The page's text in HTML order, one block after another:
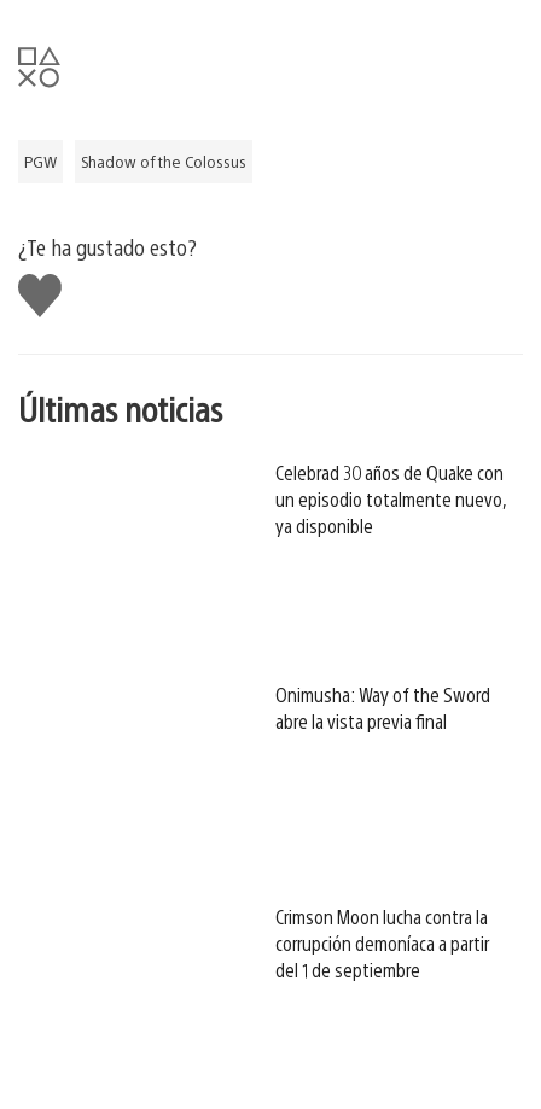
PGW Shadow of the Colossus
¿Te ha gustado esto?
Me
gusta
Últimas noticias
Celebrad 30 años de Quake con
un episodio totalmente nuevo,
ya disponible
Onimusha: Way of the Sword
abre la vista previa final
Crimson Moon lucha contra la
corrupción demoníaca a partir
del 1 de septiembre